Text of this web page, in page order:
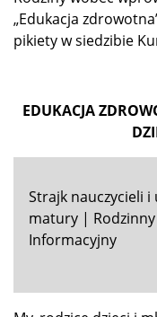
„Edukacja
pikiety w siedzibie
EDUKACJA
Strajk nauczycieli
matury | Rodzinny
Informacyjny